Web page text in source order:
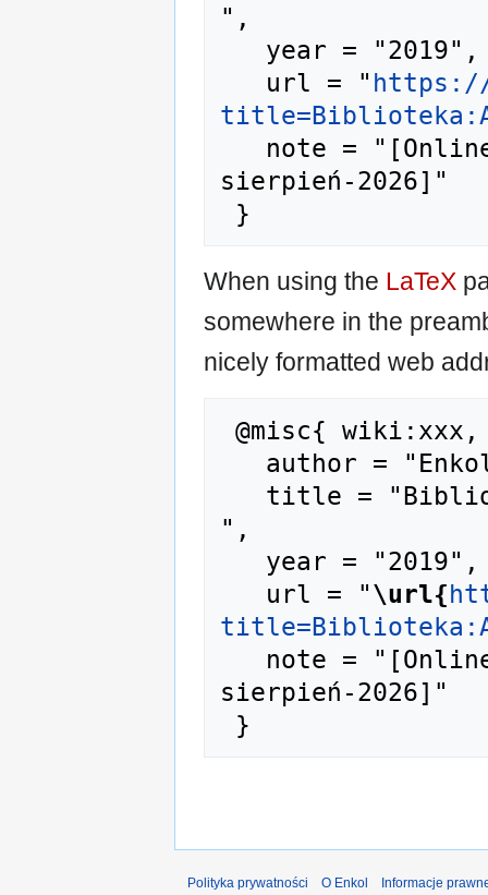
",
   url = "
title=Biblioteka:A-
sierpień-2026]"
When using the LaTeX
somewhere in the
nicely formatted web
",
   url = "
\url{
title=Biblioteka:A-
sierpień-2026]"
Polityka prywatności O Enkol Informacje